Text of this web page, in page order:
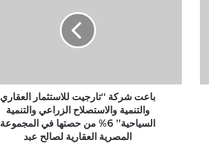
باعت شركة “تارجيت للاستثمار العقاري
والتنمية والاستصلاح الزراعي والتنمية
السياحية” 6% من حصتها في المجموعة
المصرية العقارية لصالح عبد